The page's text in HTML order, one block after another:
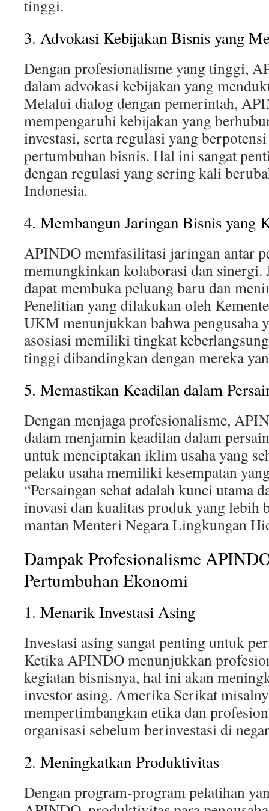
tinggi.
3. Advokasi Kebijakan Bisnis yang
Dengan profesionalisme yang tinggi,
dalam advokasi kebijakan yang
Melalui dialog dengan pemerintah,
mempengaruhi kebijakan yang
investasi, serta regulasi yang
pertumbuhan bisnis. Hal ini sangat
dengan regulasi yang sering kali
Indonesia.
4. Membangun Jaringan Bisnis yang
APINDO memfasilitasi jaringan antar
memungkinkan kolaborasi dan sinergi.
dapat membuka peluang baru dan
Penelitian yang dilakukan oleh
UKM menunjukkan bahwa pengusaha
asosiasi memiliki tingkat
tinggi dibandingkan dengan mereka
5. Memastikan Keadilan dalam
Dengan menjaga profesionalisme,
dalam menjamin keadilan dalam
untuk menciptakan iklim usaha yang
pelaku usaha memiliki kesempatan
“Persaingan sehat adalah kunci utama
inovasi dan kualitas produk yang lebih
mantan Menteri Negara Lingkungan
Dampak Profesionalisme
Pertumbuhan Ekonomi
1. Menarik Investasi Asing
Investasi asing sangat penting untuk
Ketika APINDO menunjukkan
kegiatan bisnisnya, hal ini akan
investor asing. Amerika Serikat
mempertimbangkan etika dan
organisasi sebelum berinvestasi di
2. Meningkatkan Produktivitas
Dengan program-program pelatihan